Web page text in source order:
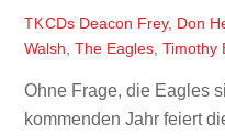
TKCDs Deacon Frey, Don
Walsh ,The Eagles ,Timothy
Ohne Frage, die Eagles
kommenden Jahr feiert